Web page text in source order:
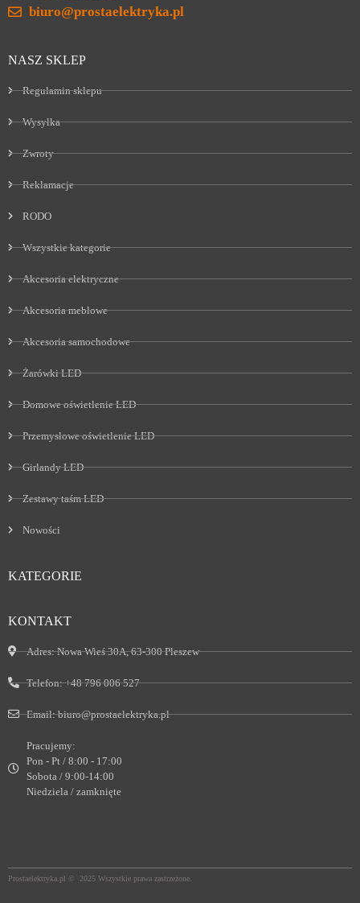
biuro@prostaelektryka.pl
NASZ SKLEP
Regulamin sklepu
Wysyłka
Zwroty
Reklamacje
RODO
Wszystkie kategorie
Akcesoria elektryczne
Akcesoria meblowe
Akcesoria samochodowe
Żarówki LED
Domowe oświetlenie LED
Przemysłowe oświetlenie LED
Girlandy LED
Zestawy taśm LED
Nowości
KATEGORIE
KONTAKT
Adres:Nowa Wieś 30A, 63-300 Pleszew
Telefon:+48 796 006 527
Email:biuro@prostaelektryka.pl
Pracujemy:
Pon - Pt / 8:00 - 17:00
Sobota / 9:00-14:00
Niedziela / zamknięte
Prostaelektryka.pl © 2025 Wszystkie prawa zastrzeżone.